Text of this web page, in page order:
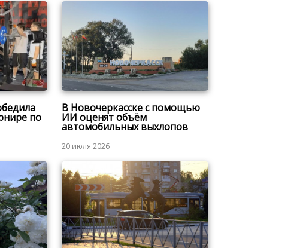
по
В Новочеркасске с помощью
ИИ оценят объём
автомобильных выхлопов
20 июля 2026